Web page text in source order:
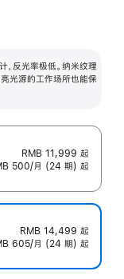
，反光率极低。纳米纹理
光源的工作场所也能保
RMB 11,999 起
500/月 (24 期) 起
RMB 14,499 起
605/月 (24 期) 起